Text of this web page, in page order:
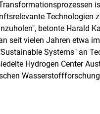
Technologien
betonte Harald
seit vielen Jahren etwa
Systems" an
Hydrogen Center